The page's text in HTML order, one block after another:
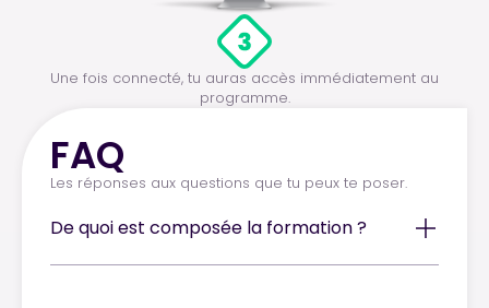
Une fois connecté, tu auras accès immédiatement au
programme.
FAQ
Les réponses aux questions que tu peux te poser.
De quoi est composée la formation ?